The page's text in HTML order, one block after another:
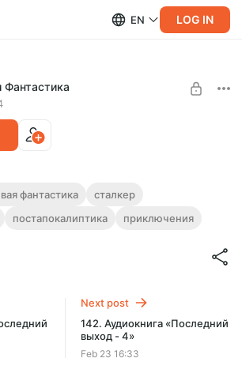
EN LOG IN
Фантастика
«Последний выход - 3»
лучшие аудиокниги жанра
без рекламы и ограничений!
Level required:
фантастика
сталкер
постапокалиптика приключения
Next post
142. Аудиокнига «Последний
выход - 4»
Feb 23 16:33